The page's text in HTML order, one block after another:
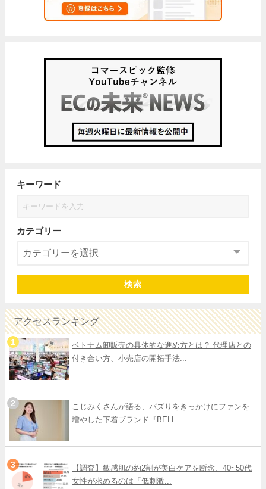
キーワード
カテゴリー
検索
アクセスランキング
ベトナム卸販売の具体的な進め方とは？ 代理店との
付き合い方、小売店の開拓手法...
こじみくさんが語る、バズりをきっかけにファンを
増やした下着ブランド『BELL...
【調査】敏感肌の約2割が美白ケアを断念、40~50代
女性が求めるのは「低刺激...